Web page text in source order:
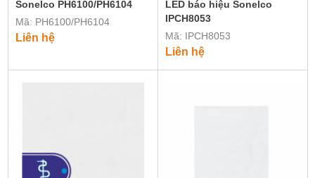
Sonelco PH6100/PH6104
Mã: PH6100/PH6104
Liên hệ
LED báo hiệu Sonelco
IPCH8053
Mã: IPCH8053
Liên hệ